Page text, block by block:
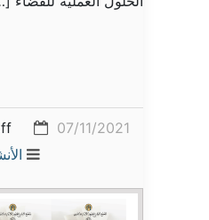
07/11/2021